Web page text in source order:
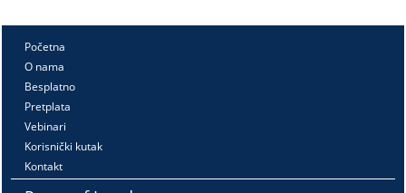
Početna
O nama
Besplatno
Pretplata
Vebinari
Korisnički kutak
Kontakt